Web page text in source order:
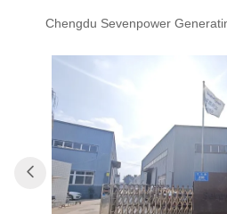
Chengdu Sevenpower